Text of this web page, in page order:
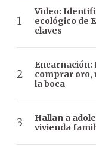
Video:
ecológico de
claves
Encarnación:
comprar oro,
la boca
Hallan a
vivienda